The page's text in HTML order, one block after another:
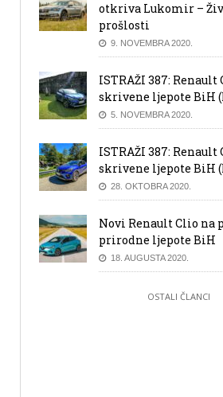
otkriva Lukomir –
prošlosti
9. NOVEMBRA 2020.
ISTRAŽI 387:
skrivene ljepote BiH
5. NOVEMBRA 2020.
ISTRAŽI 387:
skrivene ljepote BiH
28. OKTOBRA 2020.
Novi Renault Clio na
prirodne ljepote BiH
18. AUGUSTA 2020.
OSTALI ČLANCI